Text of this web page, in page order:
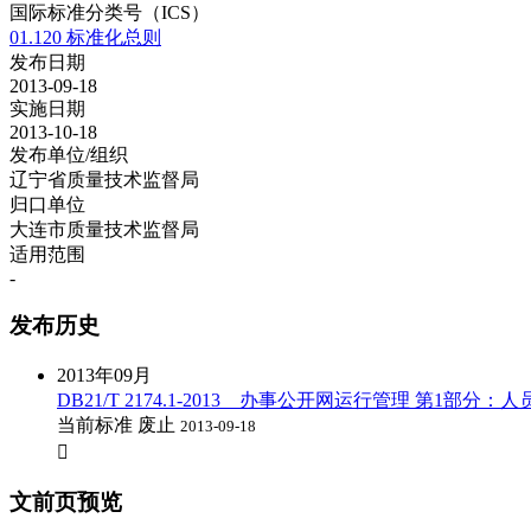
国际标准分类号（ICS）
01.120 标准化总则
发布日期
2013-09-18
实施日期
2013-10-18
发布单位/组织
辽宁省质量技术监督局
归口单位
大连市质量技术监督局
适用范围
-
发布历史
2013年09月
DB21/T 2174.1-2013 办事公开网运行管理 第1部分：人
当前标准 废止 2013-09-18

文前页预览